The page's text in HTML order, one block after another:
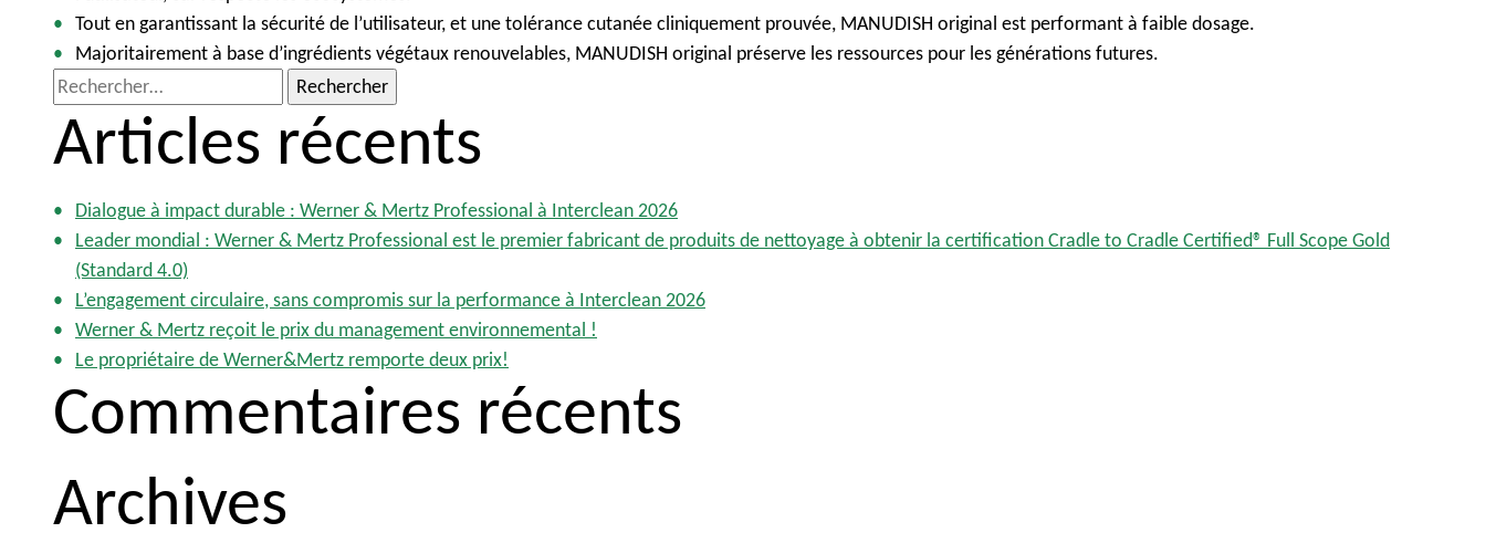
Tout en garantissant la sécurité de l’utilisateur, et une tolérance cutanée cliniquement prouvée, MANUDISH original est performant à faible dosage.
Majoritairement à base d’ingrédients végétaux renouvelables, MANUDISH original préserve les ressources pour les générations futures.
R
e
c
h
e
r
h
e
r
:
Articles récents
Dialogue à impact durable : Werner & Mertz Professional à Interclean 2026
Leader mondial : Werner & Mertz Professional est le premier fabricant de produits de nettoyage à obtenir la certification Cradle to Cradle Certified® Full Scope Gold
(Standard 4.0)
L’engagement circulaire, sans compromis sur la performance à Interclean 2026
Werner & Mertz reçoit le prix du management environnemental !
Le propriétaire de Werner&Mertz remporte deux prix!
Commentaires récents
Archives